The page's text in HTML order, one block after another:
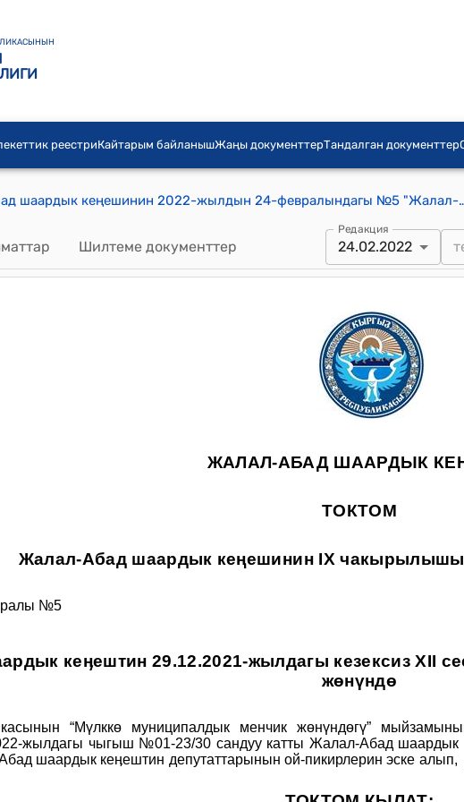
реестриКайтарым байланышЖаңы документтерТандалган документтер
Жалал-Абад шаардык кеңешинин 2022-жылдын 24-февралындагы №5
Шилтеме документтер
Редакция
24.02.2022